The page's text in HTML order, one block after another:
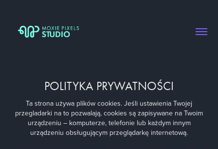
POLITYKA PRYWATNOŚCI
Ta strona używa plików cookies. Jeśli ustawienia Twojej
przegladarki na to pozwalają, cookies są zapisywane na Twoim
urządzeniu – komputerze, telefonie lub każdym innym
urządzeniu obsługującym przeglądarkę internetową.